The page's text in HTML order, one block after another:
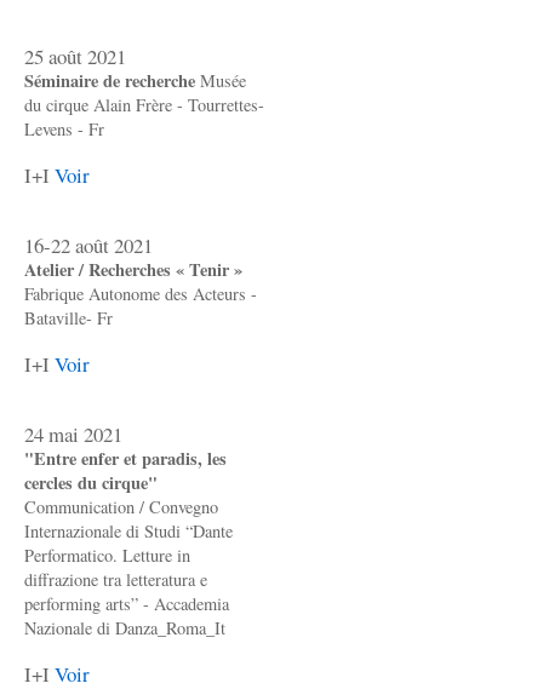
25 août 2021
Séminaire de recherche Musée
du cirque Alain Frère - Tourrettes-
Levens - Fr
I+I Voir
16-22 août 2021
Atelier / Recherches « Tenir »
Fabrique Autonome des Acteurs -
Bataville- Fr
I+I Voir
24 mai 2021
"Entre enfer et paradis, les
cercles du cirque"
Communication / Convegno
Internazionale di Studi “Dante
Performatico. Letture in
diffrazione tra letteratura e
performing arts” - Accademia
Nazionale di Danza_Roma_It
I+I Voir